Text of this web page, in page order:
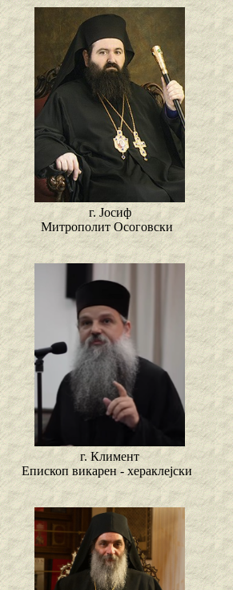
г. Јосиф
Митрополит Осоговски
г. Климент
Епископ викарен - хераклејски